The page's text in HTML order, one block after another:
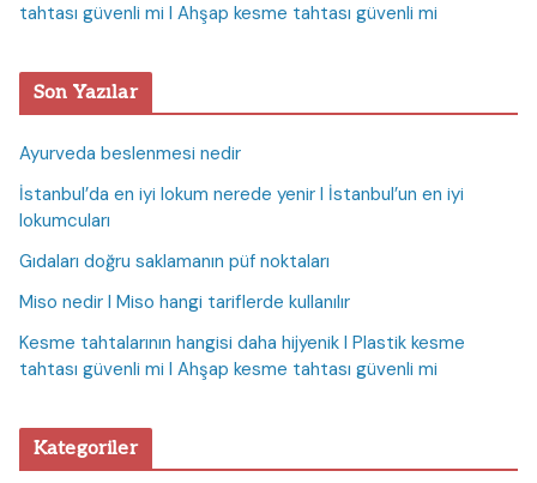
tahtası güvenli mi I Ahşap kesme tahtası güvenli mi
Son Yazılar
Ayurveda beslenmesi nedir
İstanbul’da en iyi lokum nerede yenir I İstanbul’un en iyi
lokumcuları
Gıdaları doğru saklamanın püf noktaları
Miso nedir I Miso hangi tariflerde kullanılır
Kesme tahtalarının hangisi daha hijyenik I Plastik kesme
tahtası güvenli mi I Ahşap kesme tahtası güvenli mi
Kategoriler